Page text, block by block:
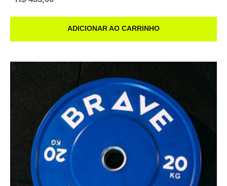
ADICIONAR AO CARRINHO